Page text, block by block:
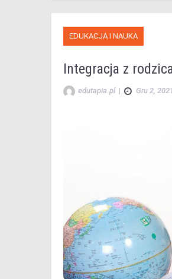
EDUKACJA I NAUKA
Integracja z
edutapia.pl | Gru 2,